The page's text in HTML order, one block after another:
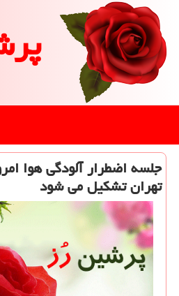
جلسه اضطرار آلودگی هوا
تهران تشکیل می شود